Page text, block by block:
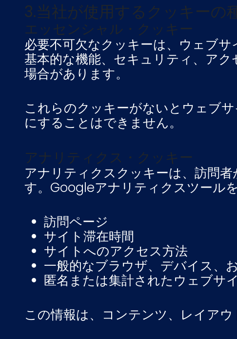
3.当社が使用するクッキーの
エッセンシャル・クッキー
必要不可欠なクッキーは、ウェブ
基本的な機能、セキュリティ、ア
場合があります。
これらのクッキーがないとウェブ
にすることはできません。
アナリティクス・クッキー
アナリティクスクッキーは、訪問
す。Googleアナリティクスツール
訪問ページ
サイト滞在時間
サイトへのアクセス方法
一般的なブラウザ、デバイス、
匿名または集計されたウェブサ
この情報は、コンテンツ、レイア